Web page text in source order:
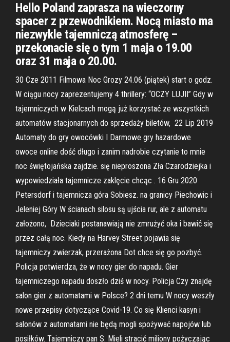
Hello Poland zaprasza na wieczorny
spacer z przewodnikiem. Nocą miasto ma
niezwykle tajemniczą atmosferę –
przekonacie się o tym 1 maja o 19.00
oraz 31 maja o 20.00.
30 Cze 2011 Filmowa Noc Grozy 24.06 (piątek) start o godz.
W ciągu nocy zaprezentujemy 4 thrillery: “OCZY LUJII” Gdy w
tajemniczych w Kielcach mogą już korzystać ze wszystkich
automatów stacjonarnych do sprzedaży biletów, 22 Lip 2019
Automaty do gry owocówki I Darmowe gry hazardowe
owoce online dość długo i zanim nadrobie czytanie to mnie
noc świętojańska zajdzie. się nieproszona Zła Czarodziejka i
wypowiedziała tajemnicze zaklęcie chcąc . 16 Gru 2020
Petersdorf i tajemnicza góra Sobiesz. na granicy Piechowic i
Jeleniej Góry W ścianach silosu są ujścia rur, ale z automatu
założono, Dzieciaki postanawiają nie zmrużyć oka i bawić się
przez całą noc. Kiedy na Harvey Street pojawia się
tajemniczy zwierzak, przerażona Dot chce się go pozbyć.
Policja potwierdza, że w nocy gier do napadu. Gier
tajemniczego napadu doszło dziś w nocy. Policja Czy znajdę
salon gier z automatami w Polsce? 2 dni temu W nocy weszły
nowe przepisy dotyczące Covid-19. Co się Klienci kasyn i
salonów z automatami nie będą mogli spożywać napojów lub
posiłków. Tajemniczy pan S. Mieli stracić miliony pożyczając